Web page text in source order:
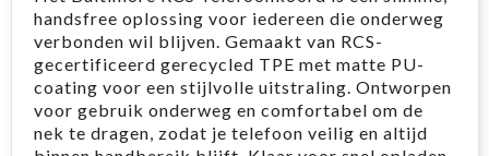
handsfree oplossing voor iedereen die onderweg
verbonden wil blijven. Gemaakt van RCS-
gecertificeerd gerecycled TPE met matte PU-
coating voor een stijlvolle uitstraling. Ontworpen
voor gebruik onderweg en comfortabel om de
nek te dragen, zodat je telefoon veilig en altijd